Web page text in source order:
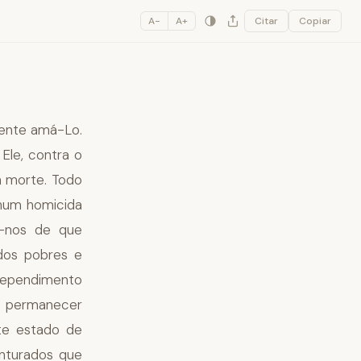
A− A+ Citar Copiar
amá-Lo.
contra o
morte. Todo
homicida
nos de que
pobres e
estado de
que